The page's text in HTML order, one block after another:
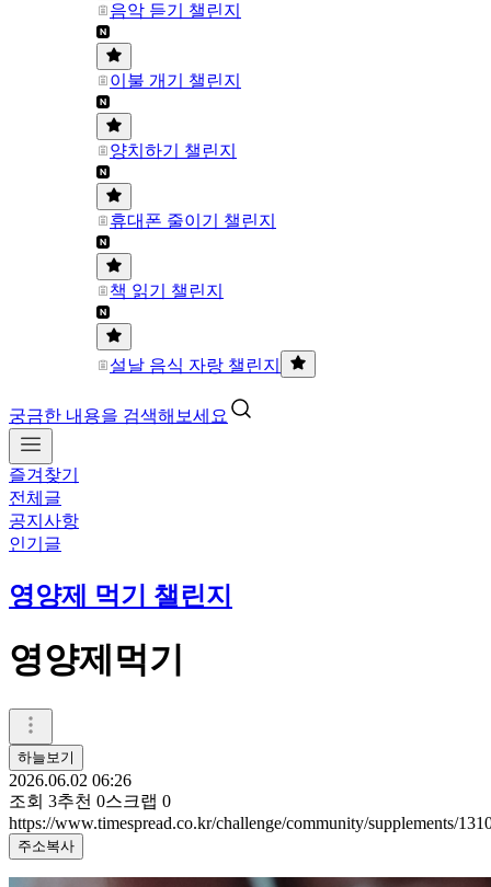
음악 듣기 챌린지
이불 개기 챌린지
양치하기 챌린지
휴대폰 줄이기 챌린지
책 읽기 챌린지
설날 음식 자랑 챌린지
궁금한 내용을 검색해보세요
즐겨찾기
전체글
공지사항
인기글
영양제 먹기 챌린지
영양제먹기
하늘보기
2026.06.02 06:26
조회 3추천 0스크랩 0
https://www.timespread.co.kr/challenge/community/supplements/
주소복사